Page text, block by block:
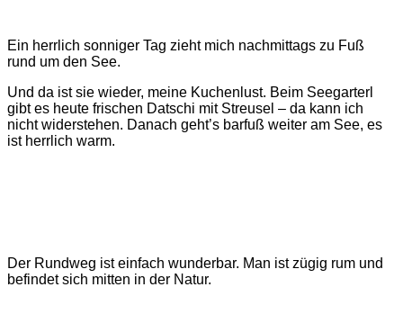
Ein herrlich sonniger Tag zieht mich nachmittags zu Fuß
rund um den See.
Und da ist sie wieder, meine Kuchenlust. Beim Seegarterl
gibt es heute frischen Datschi mit Streusel ‒ da kann ich
nicht widerstehen. Danach geht’s barfuß weiter am See, es
ist herrlich warm.
Der Rundweg ist einfach wunderbar. Man ist zügig rum und
befindet sich mitten in der Natur.